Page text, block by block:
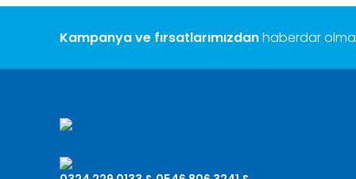
Kampanya ve fırsatlarımızdanhaberdar